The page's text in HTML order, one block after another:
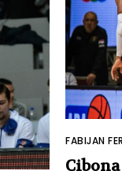
FABIJAN